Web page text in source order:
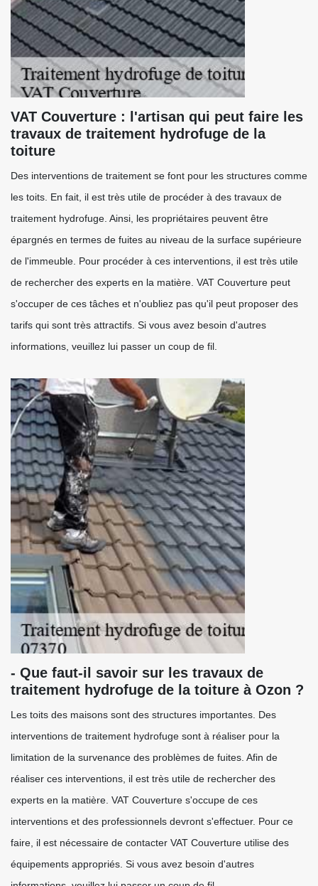
VAT Couverture : l'artisan qui peut faire les
travaux de traitement hydrofuge de la
toiture
Des interventions de traitement se font pour les structures comme
les toits. En fait, il est très utile de procéder à des travaux de
traitement hydrofuge. Ainsi, les propriétaires peuvent être
épargnés en termes de fuites au niveau de la surface supérieure
de l'immeuble. Pour procéder à ces interventions, il est très utile
de rechercher des experts en la matière. VAT Couverture peut
s'occuper de ces tâches et n'oubliez pas qu'il peut proposer des
tarifs qui sont très attractifs. Si vous avez besoin d'autres
informations, veuillez lui passer un coup de fil.
- Que faut-il savoir sur les travaux de
traitement hydrofuge de la toiture à Ozon ?
Les toits des maisons sont des structures importantes. Des
interventions de traitement hydrofuge sont à réaliser pour la
limitation de la survenance des problèmes de fuites. Afin de
réaliser ces interventions, il est très utile de rechercher des
experts en la matière. VAT Couverture s'occupe de ces
interventions et des professionnels devront s'effectuer. Pour ce
faire, il est nécessaire de contacter VAT Couverture utilise des
équipements appropriés. Si vous avez besoin d'autres